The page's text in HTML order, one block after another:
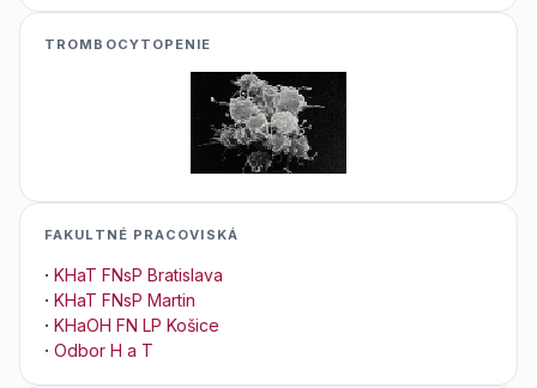
TROMBOCYTOPENIE
FAKULTNÉ PRACOVISKÁ
· KHaT FNsP Bratislava
· KHaT FNsP Martin
· KHaOH FN LP Košice
· Odbor H a T